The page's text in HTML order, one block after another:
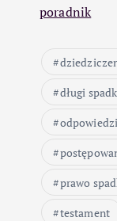
poradnik
długi
prawo
testament